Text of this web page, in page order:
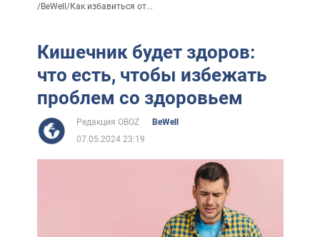
/BeWell/Как избавиться от...
Кишечник будет здоров:
что есть, чтобы избежать
проблем со здоровьем
Редакция OBOZ
BeWell
07.05.2024 23:19